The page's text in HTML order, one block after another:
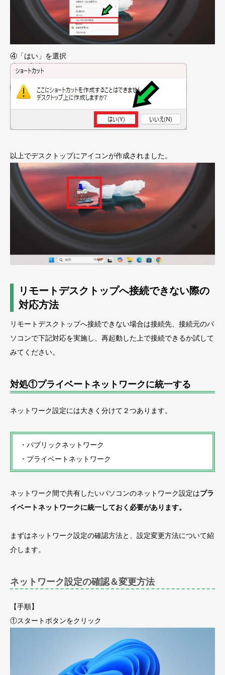
④「はい」を選択
以上でデスクトップにアイコンが作成されました。
リモートデスクトップへ接続できない際の
対応方法
リモートデスクトップへ接続できない場合は接続先、接続元のパ
ソコンで下記対応を実施し、再起動した上で接続できるか試して
みてください。
対処①プライベートネットワークに統一する
ネットワーク設定には大きく分けて２つあります。
・パブリックネットワーク
・プライベートネットワーク
ネットワーク間で共有したいパソコンのネットワーク設定はプラ
イベートネットワークに統一しておく必要があります。
まずはネットワーク設定の確認方法と、設定変更方法について紹
介します。
ネットワーク設定の確認＆変更方法
【手順】
①スタートボタンをクリック